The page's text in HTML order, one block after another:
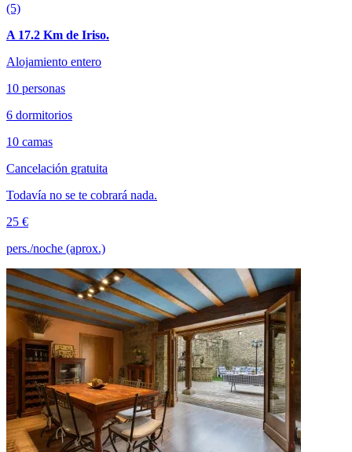
(5)
A 17.2 Km de Iriso.
Alojamiento entero
10 personas
6 dormitorios
10 camas
Cancelación gratuita
Todavía no se te cobrará nada.
25 €
pers./noche (aprox.)